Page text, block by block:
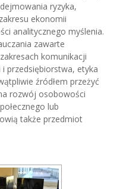
ryzyka,
ekonomii
analitycznego myślenia.
zawarte
komunikacji
przedsiębiorstwa, etyka
źródłem przeżyć
rozwój osobowości
lub
także przedmiot